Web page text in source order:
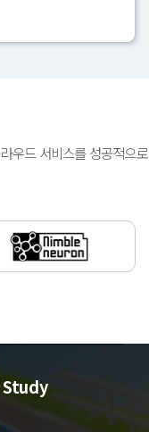
우드 서비스를 성공적으로
Study